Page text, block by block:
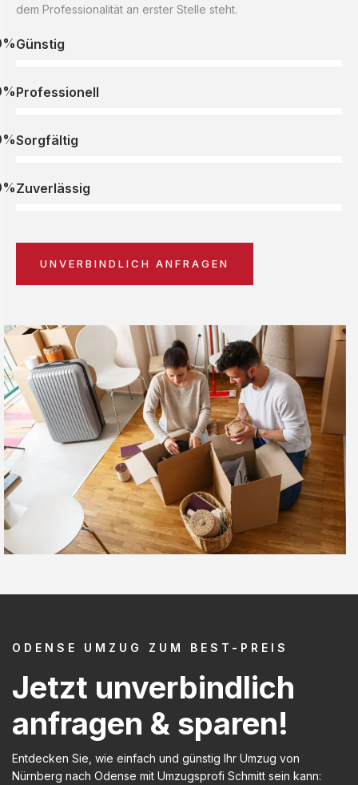
dem Professionalität an erster Stelle steht.
Günstig
Professionell
Sorgfältig
Zuverlässig
UNVERBINDLICH ANFRAGEN
ODENSE UMZUG ZUM BEST-PREIS
Jetzt unverbindlich
anfragen & sparen!
Entdecken Sie, wie einfach und günstig Ihr Umzug von
Nürnberg nach Odense mit Umzugsprofi Schmitt sein kann: